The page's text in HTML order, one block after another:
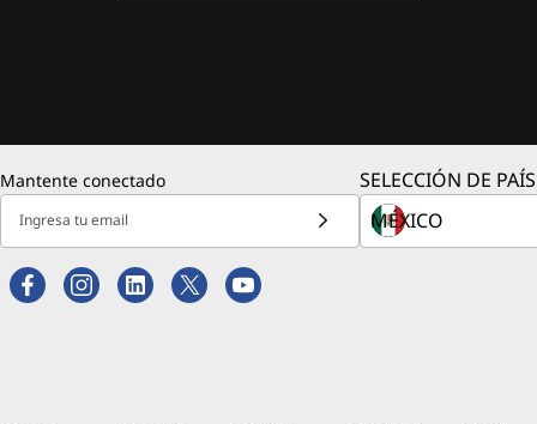
Mantente conectado
Ingresa tu email
SELECCIÓN DE PAÍS